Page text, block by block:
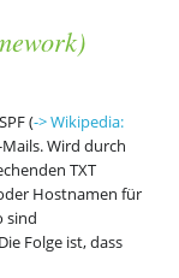
(-> Wikipedia:
Wird durch
TXT
Hostnamen für
sind
Folge ist, dass